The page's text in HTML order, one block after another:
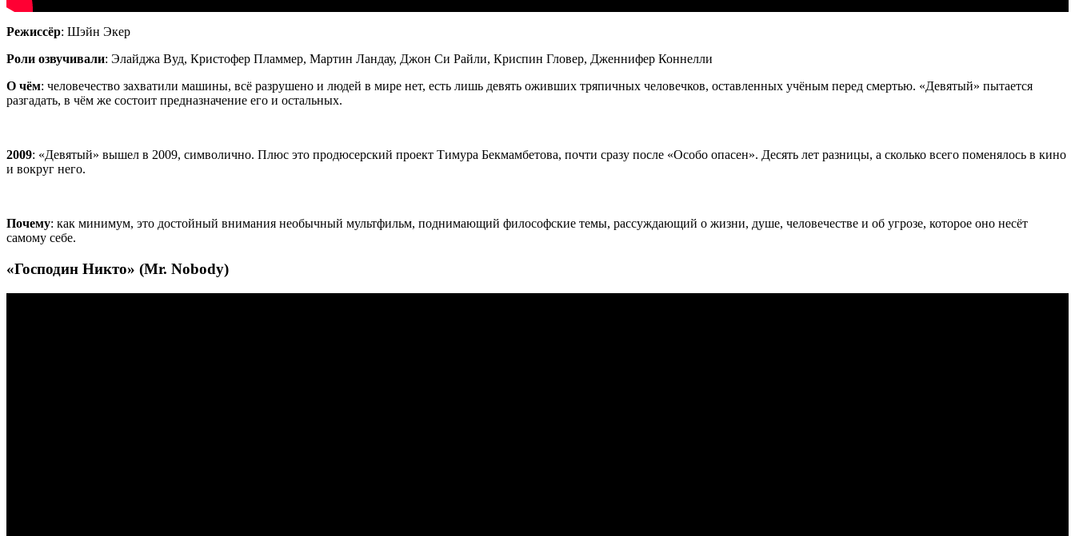
Режиссёр: Шэйн Экер
Роли озвучивали: Элайджа Вуд, Кристофер Пламмер, Мартин Ландау, Джон Си Райли, Криспин Гловер, Дженнифер Коннелли
О чём: человечество захватили машины, всё разрушено и людей в мире нет, есть лишь девять оживших тряпичных человечков, оставленных учёным перед смертью. «Девятый» пытается
разгадать, в чём же состоит предназначение его и остальных.
2009: «Девятый» вышел в 2009, символично. Плюс это продюсерский проект Тимура Бекмамбетова, почти сразу после «Особо опасен». Десять лет разницы, а сколько всего поменялось в кино
и вокруг него.
Почему: как минимум, это достойный внимания необычный мультфильм, поднимающий философские темы, рассуждающий о жизни, душе, человечестве и об угрозе, которое оно несёт
самому себе.
«Господин Никто» (Mr. Nobody)